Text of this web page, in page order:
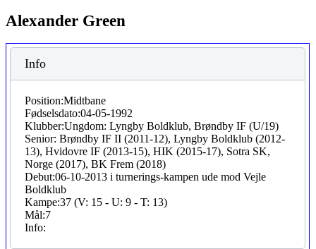
Alexander Green
Info
Position:Midtbane
Fødselsdato:04-05-1992
Klubber:Ungdom: Lyngby Boldklub, Brøndby IF (U/19)
Senior: Brøndby IF II (2011-12), Lyngby Boldklub (2012-
13), Hvidovre IF (2013-15), HIK (2015-17), Sotra SK,
Norge (2017), BK Frem (2018)
Debut:06-10-2013 i turnerings-kampen ude mod Vejle
Boldklub
Kampe:37 (V: 15 - U: 9 - T: 13)
Mål:7
Info: